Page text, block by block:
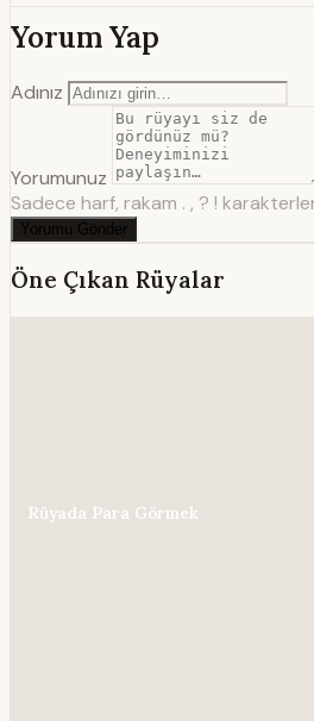
Yorum Yap
Adınız
Yorumunuz
Sadece harf, rakam . , ? !
Yorumu Gönder
Öne Çıkan Rüyalar
Rüyada Para Görmek